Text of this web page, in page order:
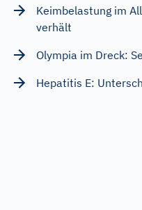
Keimbelastung im
verhält
Olympia im Dreck:
Hepatitis E: